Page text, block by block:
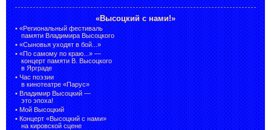
«Высоцкий с нами!»
• «Региональный фестиваль
памяти Владимира Высоцкого
• «Сыновья уходят в бой...»
• «По самому по краю...» —
концерт памяти В. Высоцкого
в Ярграде
• Час поэзии
в кинотеатре «Парус»
• Владимир Высоцкий —
это эпоха!
• Мой Высоцкий
• Концерт «Высоцкий с нами»
на кировской сцене